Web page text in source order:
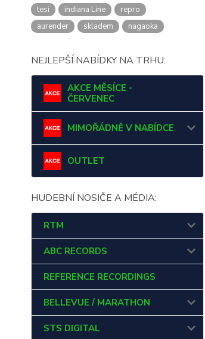
tesi
indiana Line
repro
aurender
skladem nagaoka
NEJLEPŠÍ NABÍDKY NA TRHU:
AKCE MĚSÍCE -
ČERVENEC
MIMOŘÁDNĚ V NABÍDCE
OUTLET
HUDEBNÍ NOSIČE A MÉDIA:
RTM
ABC RECORDS
REFERENCE RECORDINGS
BELLEVUE / MARATHON
STS DIGITAL